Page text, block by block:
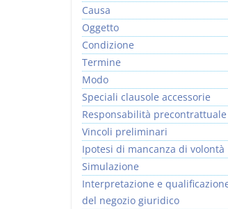
Causa
Oggetto
Condizione
Termine
Modo
Speciali clausole accessorie
Responsabilità precontrattuale
Vincoli preliminari
Ipotesi di mancanza di volontà
Simulazione
Interpretazione e
del negozio giuridico